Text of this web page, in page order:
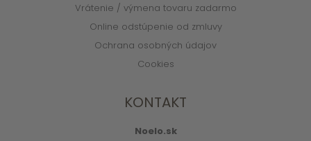
Vrátenie / výmena tovaru zadarmo
Online odstúpenie od zmluvy
Ochrana osobných údajov
Cookies
KONTAKT
Noelo.sk